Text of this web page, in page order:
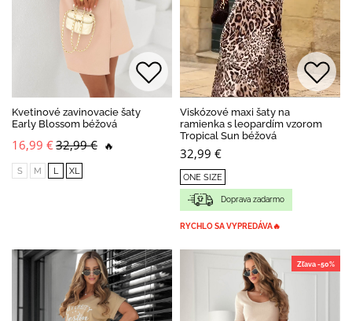
Kvetinové zavinovacie šaty
Early Blossom béžová
16,99 €32,99 € 🔥
S M L XL
BESTSELLER
Viskózové maxi šaty na
ramienka s leopardím vzorom
Tropical Sun béžová
32,99 €
ONE SIZE
Doprava zadarmo
RYCHLO SA VYPREDÁVA🔥
Zľava -50%